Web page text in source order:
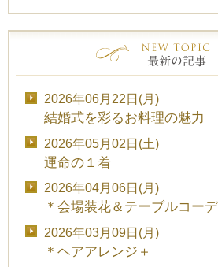
2026年06月22日(月)
結婚式を彩るお料理の魅力
2026年05月02日(土)
運命の１着
2026年04月06日(月)
＊会場装花＆テーブルコー
2026年03月09日(月)
＊ヘアアレンジ＋